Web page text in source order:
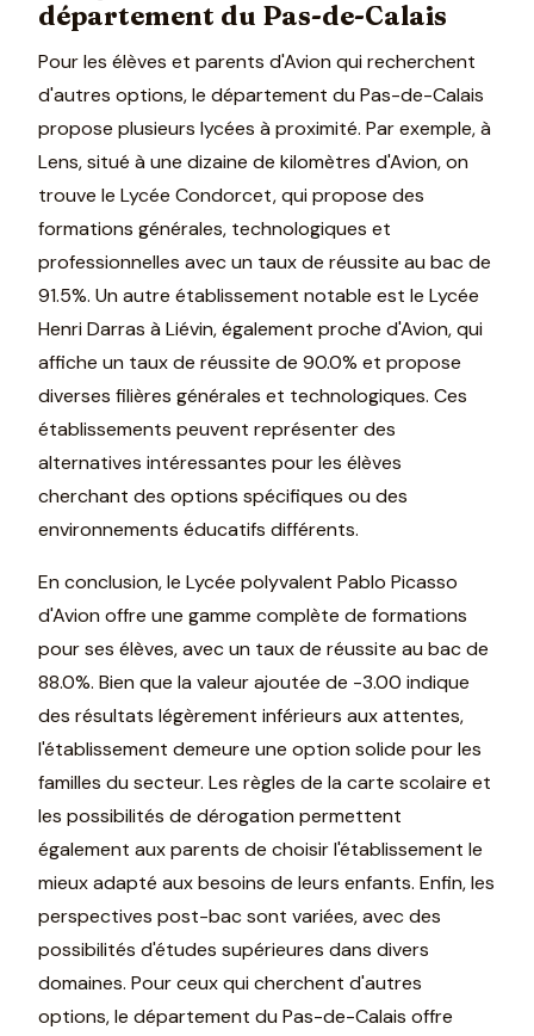
département du Pas-de-Calais
Pour les élèves et parents d'Avion qui recherchent
d'autres options, le département du Pas-de-Calais
propose plusieurs lycées à proximité. Par exemple, à
Lens, situé à une dizaine de kilomètres d'Avion, on
trouve le Lycée Condorcet, qui propose des
formations générales, technologiques et
professionnelles avec un taux de réussite au bac de
91.5%. Un autre établissement notable est le Lycée
Henri Darras à Liévin, également proche d'Avion, qui
affiche un taux de réussite de 90.0% et propose
diverses filières générales et technologiques. Ces
établissements peuvent représenter des
alternatives intéressantes pour les élèves
cherchant des options spécifiques ou des
environnements éducatifs différents.
En conclusion, le Lycée polyvalent Pablo Picasso
d'Avion offre une gamme complète de formations
pour ses élèves, avec un taux de réussite au bac de
88.0%. Bien que la valeur ajoutée de -3.00 indique
des résultats légèrement inférieurs aux attentes,
l'établissement demeure une option solide pour les
familles du secteur. Les règles de la carte scolaire et
les possibilités de dérogation permettent
également aux parents de choisir l'établissement le
mieux adapté aux besoins de leurs enfants. Enfin, les
perspectives post-bac sont variées, avec des
possibilités d'études supérieures dans divers
domaines. Pour ceux qui cherchent d'autres
options, le département du Pas-de-Calais offre